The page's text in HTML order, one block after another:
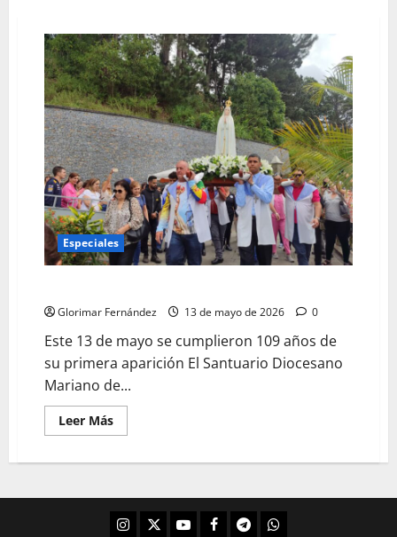
Especiales
Glorimar Fernández 13 de mayo de 2026 0
Este 13 de mayo se cumplieron 109 años de
su primera aparición El Santuario Diocesano
Mariano de...
Leer Más